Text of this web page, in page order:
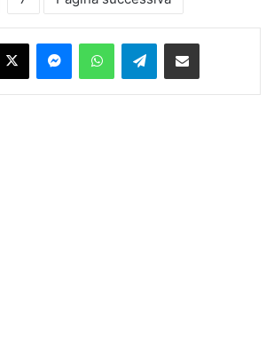
X MessengerWhatsAppTelegramCondividi via Email